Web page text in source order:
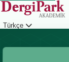
Türkçe